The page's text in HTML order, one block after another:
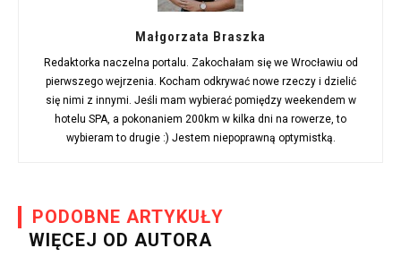
Małgorzata Braszka
Redaktorka naczelna portalu. Zakochałam się we Wrocławiu od
pierwszego wejrzenia. Kocham odkrywać nowe rzeczy i dzielić
się nimi z innymi. Jeśli mam wybierać pomiędzy weekendem w
hotelu SPA, a pokonaniem 200km w kilka dni na rowerze, to
wybieram to drugie :) Jestem niepoprawną optymistką.
PODOBNE ARTYKUŁY
WIĘCEJ OD AUTORA